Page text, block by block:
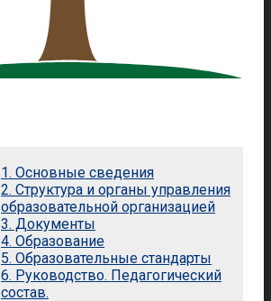
1. Основные сведения
2. Структура и органы управления
образовательной организацией
3. Документы
4. Образование
5. Образовательные стандарты
6. Руководство. Педагогический
состав.